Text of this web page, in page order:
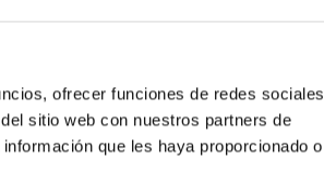
ofrecer funciones de redes sociales
sitio web con nuestros partners de
que les haya proporcionado o